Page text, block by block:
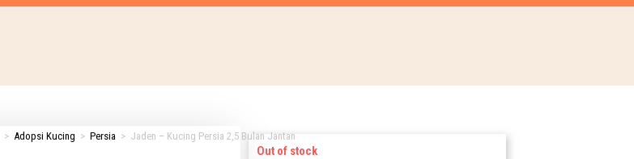
> Adopsi Kucing > Persia > Jaden – Kucing Persia 2,5 Bulan Jantan
Out of stock